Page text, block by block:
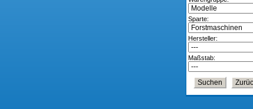
Sparte:
Hersteller:
Maßstab: